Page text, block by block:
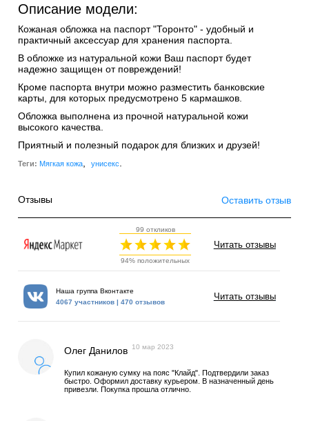
Описание модели:
Кожаная обложка на паспорт "Торонто" - удобный и
практичный аксессуар для хранения паспорта.
В обложке из натуральной кожи Ваш паспорт будет
надежно защищен от повреждений!
Кроме паспорта внутри можно разместить банковские
карты, для которых предусмотрено 5 кармашков.
Обложка выполнена из прочной натуральной кожи
высокого качества.
Приятный и полезный подарок для близких и друзей!
Теги: Мягкая кожа унисекс
Отзывы Оставить отзыв
99 откликов
94% положительных
Читать отзывы
Наша группа Вконтакте
4067 участников | 470 отзывов
Читать отзывы
Олег Данилов 10 мар 2023
Купил кожаную сумку на пояс "Клайд". Подтвердили заказ
быстро. Оформил доставку курьером. В назначенный день
привезли. Покупка прошла отлично.